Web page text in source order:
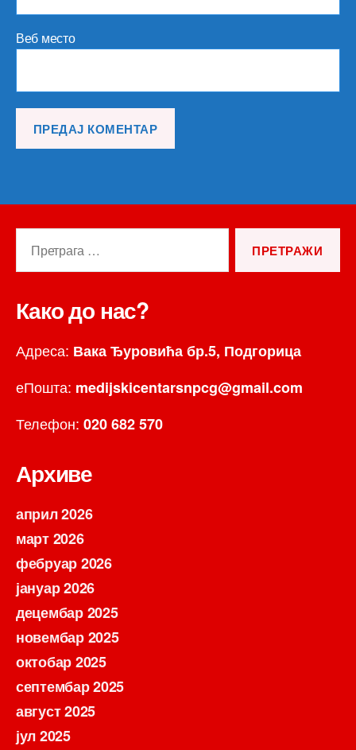
Веб место
Како до нас?
Адреса: Вака Ђуровића бр.5, Подгорица
еПошта: medijskicentarsnpcg@gmail.com
Телефон: 020 682 570
Архиве
април 2026
март 2026
фебруар 2026
јануар 2026
децембар 2025
новембар 2025
октобар 2025
септембар 2025
август 2025
јул 2025